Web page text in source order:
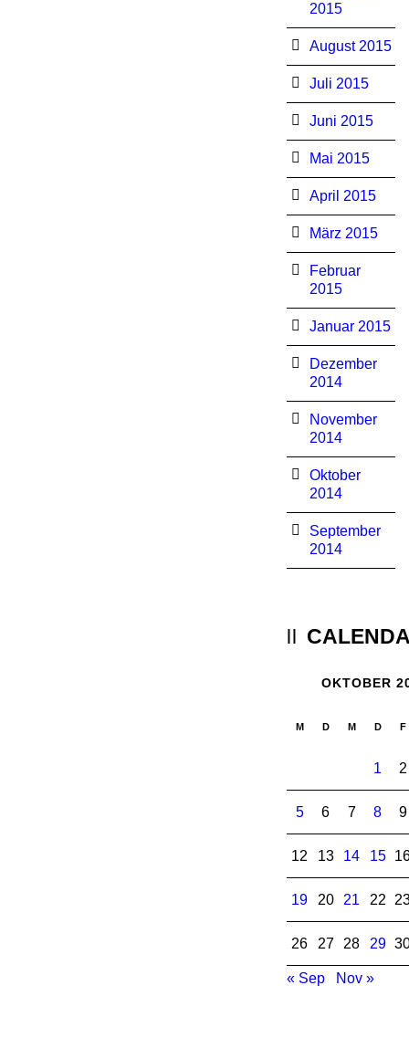
2015
August 2015
Juli 2015
Juni 2015
Mai 2015
April 2015
März 2015
Februar
2015
Januar 2015
Dezember
2014
November
2014
Oktober
2014
September
2014
OKTOBER
M D M D F
1 2
5 6 7 8 9
12 13 14 15
19 20 21 22
26 27 28 29
« Sep Nov »